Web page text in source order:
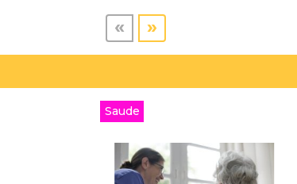
« »
Saude